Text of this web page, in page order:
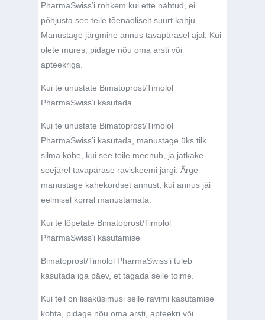
PharmaSwiss’i rohkem kui ette nähtud, ei
põhjusta see teile tõenäoliselt suurt kahju.
Manustage järgmine annus tavapärasel ajal. Kui
olete mures, pidage nõu oma arsti või
apteekriga.
Kui te unustate Bimatoprost/Timolol
PharmaSwiss’i kasutada
Kui te unustate Bimatoprost/Timolol
PharmaSwiss’i kasutada, manustage üks tilk
silma kohe, kui see teile meenub, ja jätkake
seejärel tavapärase raviskeemi järgi. Ärge
manustage kahekordset annust, kui annus jäi
eelmisel korral manustamata.
Kui te lõpetate Bimatoprost/Timolol
PharmaSwiss’i kasutamise
Bimatoprost/Timolol PharmaSwiss’i tuleb
kasutada iga päev, et tagada selle toime.
Kui teil on lisaküsimusi selle ravimi kasutamise
kohta, pidage nõu oma arsti, apteekri või